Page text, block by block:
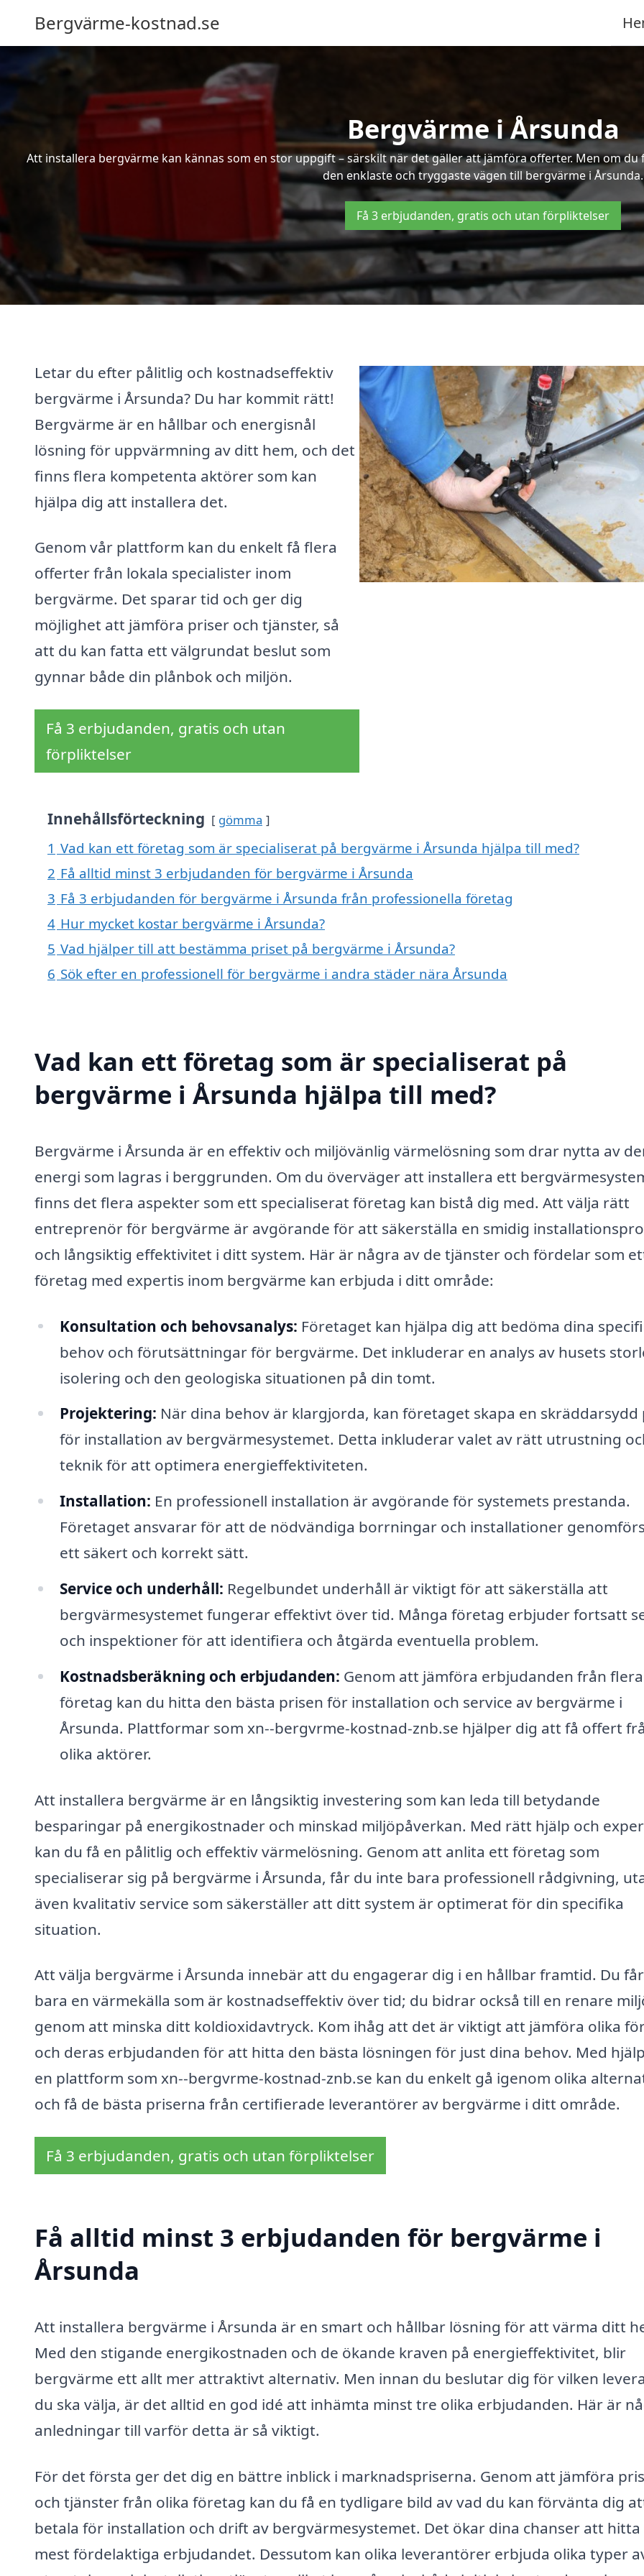
Bergvärme-kostnad.se
Bergvärme i Årsunda
Att installera bergvärme kan kännas som en stor uppgift – särskilt när det gäller att jämföra offerter. Men om
den enklaste och tryggaste vägen till bergvärme i Årsunda.
Få 3 erbjudanden, gratis och utan förpliktelser
Letar du efter pålitlig och kostnadseffektiv
bergvärme i Årsunda? Du har kommit rätt!
Bergvärme är en hållbar och energisnål
lösning för uppvärmning av ditt hem, och det
finns flera kompetenta aktörer som kan
hjälpa dig att installera det.
Genom vår plattform kan du enkelt få flera
offerter från lokala specialister inom
bergvärme. Det sparar tid och ger dig
möjlighet att jämföra priser och tjänster, så
att du kan fatta ett välgrundat beslut som
gynnar både din plånbok och miljön.
Få 3 erbjudanden, gratis och utan
förpliktelser
Innehållsförteckning gömma
1 Vad kan ett företag som är specialiserat på bergvärme i Årsunda hjälpa till med?
2 Få alltid minst 3 erbjudanden för bergvärme i Årsunda
3 Få 3 erbjudanden för bergvärme i Årsunda från professionella företag
4 Hur mycket kostar bergvärme i Årsunda?
5 Vad hjälper till att bestämma priset på bergvärme i Årsunda?
6 Sök efter en professionell för bergvärme i andra städer nära Årsunda
Vad kan ett företag som är specialiserat på
bergvärme i Årsunda hjälpa till med?
Bergvärme i Årsunda är en effektiv och miljövänlig värmelösning som drar nytta av
energi som lagras i berggrunden. Om du överväger att installera ett
finns det flera aspekter som ett specialiserat företag kan bistå dig med. Att välja rätt
entreprenör för bergvärme är avgörande för att säkerställa en smidig
och långsiktig effektivitet i ditt system. Här är några av de tjänster och fördelar som
företag med expertis inom bergvärme kan erbjuda i ditt område:
Konsultation och behovsanalys: Företaget kan hjälpa dig att bedöma dina
behov och förutsättningar för bergvärme. Det inkluderar en analys av husets
isolering och den geologiska situationen på din tomt.
Projektering: När dina behov är klargjorda, kan företaget skapa en skräddarsydd
för installation av bergvärmesystemet. Detta inkluderar valet av rätt utrustning
teknik för att optimera energieffektiviteten.
Installation: En professionell installation är avgörande för systemets prestanda.
Företaget ansvarar för att de nödvändiga borrningar och installationer
ett säkert och korrekt sätt.
Service och underhåll: Regelbundet underhåll är viktigt för att säkerställa att
bergvärmesystemet fungerar effektivt över tid. Många företag erbjuder fortsatt
och inspektioner för att identifiera och åtgärda eventuella problem.
Kostnadsberäkning och erbjudanden: Genom att jämföra erbjudanden från flera
företag kan du hitta den bästa prisen för installation och service av bergvärme i
Årsunda. Plattformar som xn--bergvrme-kostnad-znb.se hjälper dig att få offert
olika aktörer.
Att installera bergvärme är en långsiktig investering som kan leda till betydande
besparingar på energikostnader och minskad miljöpåverkan. Med rätt hjälp och
kan du få en pålitlig och effektiv värmelösning. Genom att anlita ett företag som
specialiserar sig på bergvärme i Årsunda, får du inte bara professionell rådgivning,
även kvalitativ service som säkerställer att ditt system är optimerat för din specifika
situation.
Att välja bergvärme i Årsunda innebär att du engagerar dig i en hållbar framtid. Du
bara en värmekälla som är kostnadseffektiv över tid; du bidrar också till en renare
genom att minska ditt koldioxidavtryck. Kom ihåg att det är viktigt att jämföra olika
och deras erbjudanden för att hitta den bästa lösningen för just dina behov. Med
en plattform som xn--bergvrme-kostnad-znb.se kan du enkelt gå igenom olika
och få de bästa priserna från certifierade leverantörer av bergvärme i ditt område.
Få 3 erbjudanden, gratis och utan förpliktelser
Få alltid minst 3 erbjudanden för bergvärme i
Årsunda
Att installera bergvärme i Årsunda är en smart och hållbar lösning för att värma ditt
Med den stigande energikostnaden och de ökande kraven på energieffektivitet, blir
bergvärme ett allt mer attraktivt alternativ. Men innan du beslutar dig för vilken
du ska välja, är det alltid en god idé att inhämta minst tre olika erbjudanden. Här är
anledningar till varför detta är så viktigt.
För det första ger det dig en bättre inblick i marknadspriserna. Genom att jämföra
och tjänster från olika företag kan du få en tydligare bild av vad du kan förvänta dig
betala för installation och drift av bergvärmesystemet. Det ökar dina chanser att hitta
mest fördelaktiga erbjudandet. Dessutom kan olika leverantörer erbjuda olika typer